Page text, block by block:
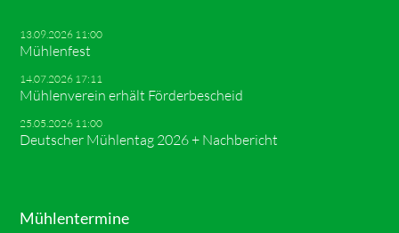
13.09.2026 11:00
Mühlenfest
14.07.2026 17:11
Mühlenverein erhält Förderbescheid
25.05.2026 11:00
Deutscher Mühlentag 2026 + Nachbericht
Mühlentermine